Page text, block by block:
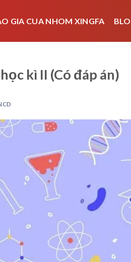
GIA CUA NHOM XINGFA
kì II (Có đáp án)